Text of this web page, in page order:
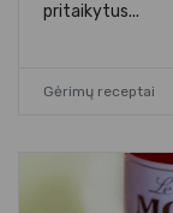
pritaikytus...
Gėrimų receptai